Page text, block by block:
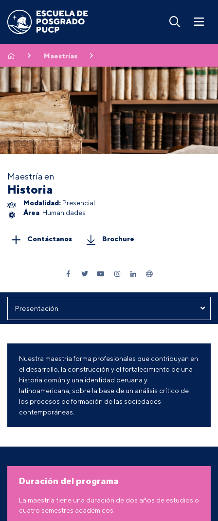
Maestrías
Maestría en
Historia
Modalidad: Presencial
Área: Humanidades
Contáctanos Brochure
Nuestra maestría forma profesionales que contribuyan en
el desarrollo, la construcción y el fortalecimiento de una
historia común y una identidad peruana y
latinoamericana, sobre la base de un análisis crítico de
los procesos de formación de las sociedades
contemporáneas.
Duración del programa
La maestría tiene una duración de dos años de estudios o
cuatro semestres académicos.